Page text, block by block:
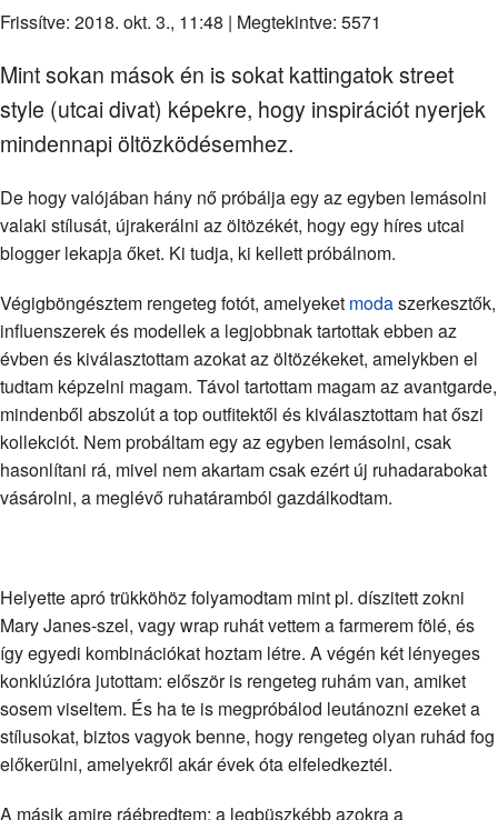
Frissítve: 2018. okt. 3., 11:48 | Megtekintve: 5571
Mint sokan mások én is sokat kattingatok street
style (utcai divat) képekre, hogy inspirációt nyerjek
mindennapi öltözködésemhez.
De hogy valójában hány nő próbálja egy az egyben lemásolni
valaki stílusát, újrakerálni az öltözékét, hogy egy híres utcai
blogger lekapja őket. Ki tudja, ki kellett próbálnom.
Végigböngésztem rengeteg fotót, amelyeket modaszerkesztők,
influenszerek és modellek a legjobbnak tartottak ebben az
évben és kiválasztottam azokat az öltözékeket, amelykben el
tudtam képzelni magam. Távol tartottam magam az avantgarde,
mindenből abszolút a top outfitektől és kiválasztottam hat őszi
kollekciót. Nem probáltam egy az egyben lemásolni, csak
hasonlítani rá, mivel nem akartam csak ezért új ruhadarabokat
vásárolni, a meglévő ruhatáramból gazdálkodtam.
Helyette apró trükköhöz folyamodtam mint pl. díszitett zokni
Mary Janes-szel, vagy wrap ruhát vettem a farmerem fölé, és
így egyedi kombinációkat hoztam létre. A végén két lényeges
konklúzióra jutottam: először is rengeteg ruhám van, amiket
sosem viseltem. És ha te is megpróbálod leutánozni ezeket a
stílusokat, biztos vagyok benne, hogy rengeteg olyan ruhád fog
előkerülni, amelyekről akár évek óta elfeledkeztél.
A másik amire ráébredtem: a legbüszkébb azokra a